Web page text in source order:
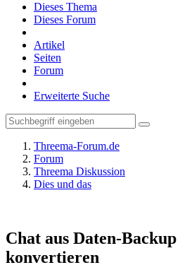
Dieses Thema
Dieses Forum
Artikel
Seiten
Forum
Erweiterte Suche
Threema-Forum.de
Forum
Threema Diskussion
Dies und das
Chat aus Daten-
konvertieren